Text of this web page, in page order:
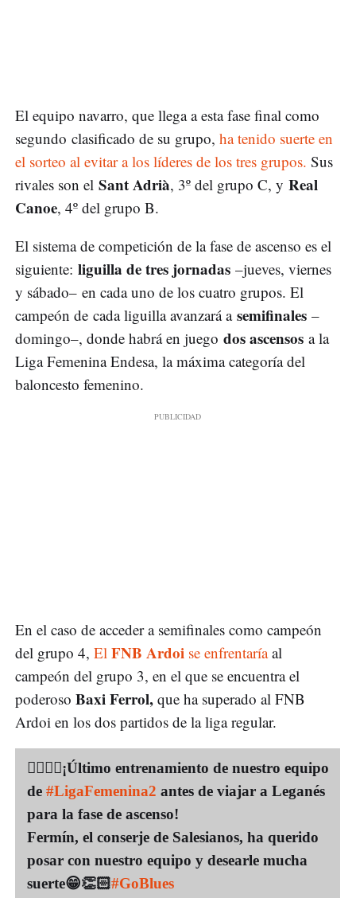
El equipo navarro, que llega a esta fase final como
segundo clasificado de su grupo, ha tenido suerte en
el sorteo al evitar a los líderes de los tres grupos. Sus
rivales son el Sant Adrià, 3º del grupo C, y Real
Canoe, 4º del grupo B.
El sistema de competición de la fase de ascenso es el
siguiente: liguilla de tres jornadas –jueves, viernes
y sábado– en cada uno de los cuatro grupos. El
campeón de cada liguilla avanzará a semifinales –
domingo–, donde habrá en juego dos ascensos a la
Liga Femenina Endesa, la máxima categoría del
baloncesto femenino.
En el caso de acceder a semifinales como campeón
del grupo 4, El FNB Ardoi se enfrentaríaal
campeón del grupo 3, en el que se encuentra el
poderoso Baxi Ferrol, que ha superado al FNB
Ardoi en los dos partidos de la liga regular.
⛹🏻‍♀️🏀¡Último entrenamiento de nuestro equipo
de #LigaFemenina2 antes de viajar a Leganés
para la fase de ascenso!
Fermín, el conserje de Salesianos, ha querido
posar con nuestro equipo y desearle mucha
suerte😁👏🏻#GoBlues